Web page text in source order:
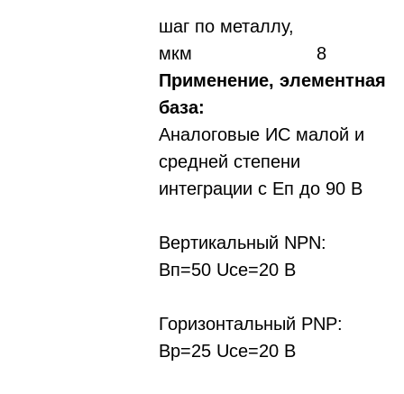
шаг по металлу,
мкм 8
Применение, элементная
база:
Аналоговые ИС малой и
средней степени
интеграции с Еп до 90 В
Вертикальный NPN:
Вп=50 Uсе=20 В
Горизонтальный PNP:
Вр=25 Uсе=20 В